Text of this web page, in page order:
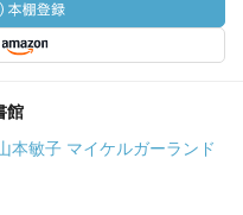
館
本敏子 マイケルガーランド